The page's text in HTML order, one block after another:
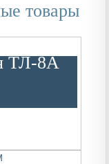
товары
ТЛ-8А